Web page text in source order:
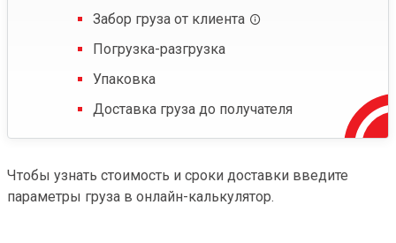
Забор груза от клиента
Погрузка-разгрузка
Упаковка
Доставка груза до получателя
Чтобы узнать стоимость и сроки доставки введите
параметры груза в онлайн-калькулятор.